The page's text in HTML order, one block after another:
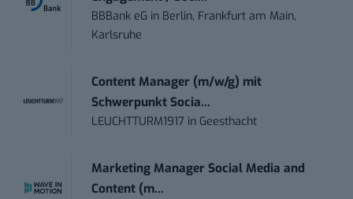
BBBank eG in Berlin, Frankfurt am Main,
Karlsruhe
Content Manager (m/w/g) mit
Schwerpunkt Socia...
LEUCHTTURM1917 in Geesthacht
Marketing Manager Social Media and
Content (m...